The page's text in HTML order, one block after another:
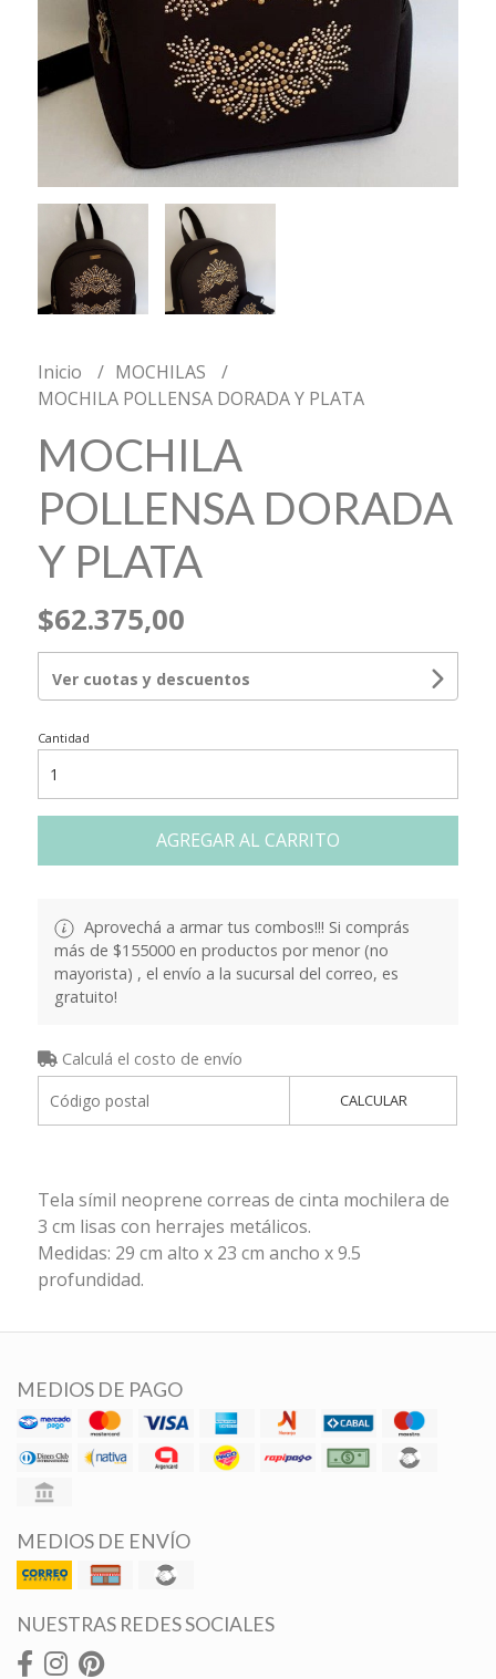
Inicio
MOCHILAS
MOCHILA POLLENSA DORADA Y PLATA
MOCHILA
POLLENSA DORADA
Y PLATA
$62.375,00
Ver cuotas y descuentos
Cantidad
AGREGAR AL CARRITO
Aprovechá a armar tus combos!!! Si comprás
más de $155000 en productos por menor (no
mayorista) , el envío a la sucursal del correo, es
gratuito!
Calculá el costo de envío
CALCULAR
Tela símil neoprene correas de cinta mochilera de
3 cm lisas con herrajes metálicos.
Medidas: 29 cm alto x 23 cm ancho x 9.5
profundidad.
MEDIOS DE PAGO
MEDIOS DE ENVÍO
NUESTRAS REDES SOCIALES